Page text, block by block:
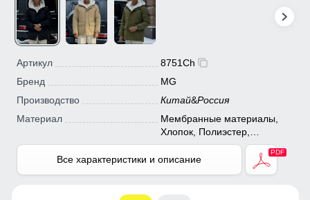
Артикул
8751Ch
Бренд
MG
Производство
Китай&Россия
Материал
Мембранные материалы,
Хлопок, Полиэстер,
Искусственный мех, Тефлон
Все характеристики и описание